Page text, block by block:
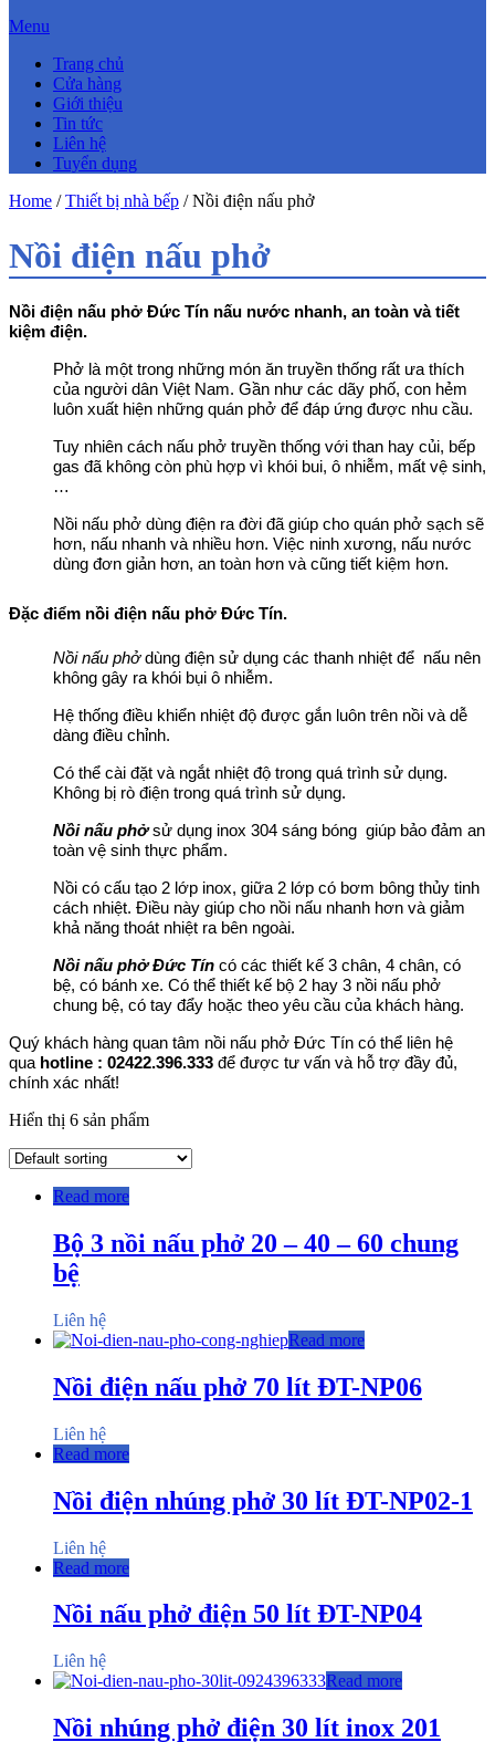
Menu
Trang chủ
Cửa hàng
Giới thiệu
Tin tức
Liên hệ
Tuyển dụng
Home /Thiết bị nhà bếp / Nồi điện nấu phở
Nồi điện nấu phở
Nồi điện nấu phở Đức Tín nấu nước nhanh, an toàn và tiết
kiệm điện.
Phở là một trong những món ăn truyền thống rất ưa thích
của người dân Việt Nam. Gần như các dãy phố, con hẻm
luôn xuất hiện những quán phở để đáp ứng được nhu cầu.
Tuy nhiên cách nấu phở truyền thống với than hay củi, bếp
gas đã không còn phù hợp vì khói bui, ô nhiễm, mất vệ sinh,
…
Nồi nấu phở dùng điện ra đời đã giúp cho quán phở sạch sẽ
hơn, nấu nhanh và nhiều hơn. Việc ninh xương, nấu nước
dùng đơn giản hơn, an toàn hơn và cũng tiết kiệm hơn.
Đặc điểm nồi điện nấu phở Đức Tín.
Nồi nấu phởdùng điện sử dụng các thanh nhiệt để nấu nên
không gây ra khói bụi ô nhiễm.
Hệ thống điều khiển nhiệt độ được gắn luôn trên nồi và dễ
dàng điều chỉnh.
Có thể cài đặt và ngắt nhiệt độ trong quá trình sử dụng.
Không bị rò điện trong quá trình sử dụng.
Nồi nấu phởsử dụng inox 304 sáng bóng giúp bảo đảm an
toàn vệ sinh thực phẩm.
Nồi có cấu tạo 2 lớp inox, giữa 2 lớp có bơm bông thủy tinh
cách nhiệt. Điều này giúp cho nồi nấu nhanh hơn và giảm
khả năng thoát nhiệt ra bên ngoài.
Nồi nấu phở Đức Tín có các thiết kế 3 chân, 4 chân, có
bệ, có bánh xe. Có thể thiết kế bộ 2 hay 3 nồi nấu phở
chung bệ, có tay đẩy hoặc theo yêu cầu của khách hàng.
Quý khách hàng quan tâm nồi nấu phở Đức Tín có thể liên hệ
qua hotline : 02422.396.333 để được tư vấn và hỗ trợ đầy đủ,
chính xác nhất!
Hiển thị 6 sản phẩm
Read more
Bộ 3 nồi nấu phở 20 – 40 – 60 chung
bệ
Liên hệ
Read more
Nồi điện nấu phở 70 lít ĐT-NP06
Liên hệ
Read more
Nồi điện nhúng phở 30 lít ĐT-NP02-1
Liên hệ
Read more
Nồi nấu phở điện 50 lít ĐT-NP04
Liên hệ
Read more
Nồi nhúng phở điện 30 lít inox 201